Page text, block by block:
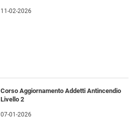
11-02-2026
Corso Aggiornamento Addetti Antincendio
Livello 2
07-01-2026